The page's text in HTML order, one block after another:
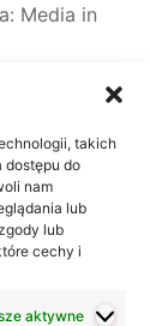
takich
do
nam
lub
lub
cechy i
aktywne
Media in